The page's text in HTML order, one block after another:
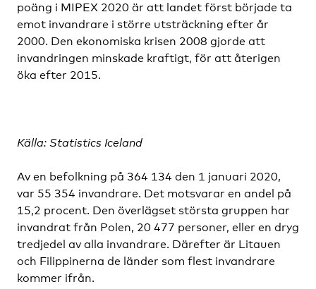
poäng i MIPEX 2020 är att landet först började ta
emot invandrare i större utsträckning efter år
2000. Den ekonomiska krisen 2008 gjorde att
invandringen minskade kraftigt, för att återigen
öka efter 2015.
Källa: Statistics Iceland
Av en befolkning på 364 134 den 1 januari 2020,
var 55 354 invandrare. Det motsvarar en andel på
15,2 procent. Den överlägset största gruppen har
invandrat från Polen, 20 477 personer, eller en dryg
tredjedel av alla invandrare. Därefter är Litauen
och Filippinerna de länder som flest invandrare
kommer ifrån.